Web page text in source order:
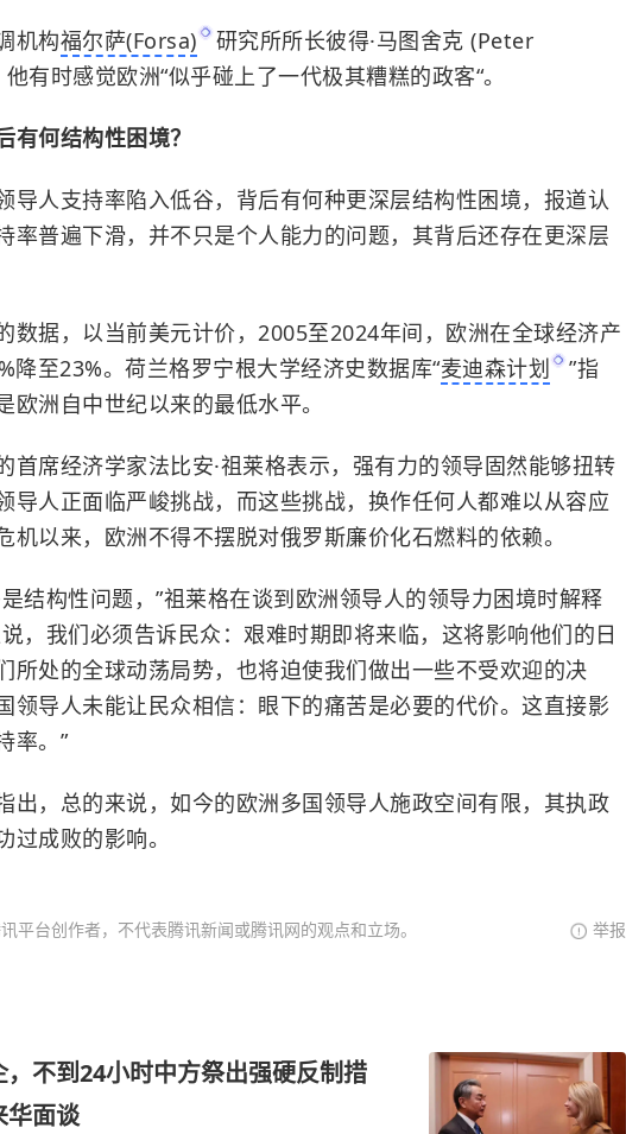
机构福尔萨(Forsa)
研究所所长彼得·马图舍克 (Peter
有时感觉欧洲“似乎碰上了一代极其糟糕的政客“。
有何结构性困境？
人支持率陷入低谷，背后有何种更深层结构性困境，报道认
率普遍下滑，并不只是个人能力的问题，其背后还存在更深层
据，以当前美元计价，2005至2024年间，欧洲在全球经济产
降至23%。荷兰格罗宁根大学经济史数据库“麦迪森计划
”指
欧洲自中世纪以来的最低水平。
席经济学家法比安·祖莱格表示，强有力的领导固然能够扭转
导人正面临严峻挑战，而这些挑战，换作任何人都难以从容应
机以来，欧洲不得不摆脱对俄罗斯廉价化石燃料的依赖。
构性问题，”祖莱格在谈到欧洲领导人的领导力困境时解释
，我们必须告诉民众：艰难时期即将来临，这将影响他们的日
所处的全球动荡局势，也将迫使我们做出一些不受欢迎的决
领导人未能让民众相信：眼下的痛苦是必要的代价。这直接影
率。”
，总的来说，如今的欧洲多国领导人施政空间有限，其执政
过成败的影响。
平台创作者，不代表腾讯新闻或腾讯网的观点和立场。 举报
不到24小时中方祭出强硬反制措
华面谈